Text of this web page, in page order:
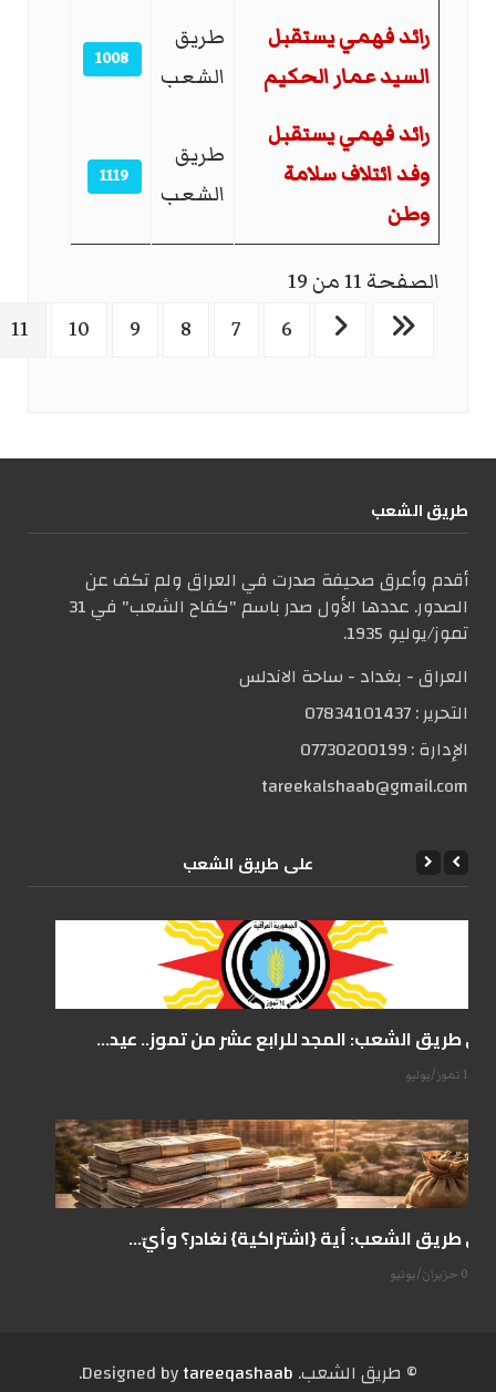
رائد فهمي يستقبل
السيد عمار الحكيم
طريق
الشعب
1008
رائد فهمي يستقبل
وفد ائتلاف سلامة
وطن
طريق
الشعب
1119
الصفحة 11 من 19
6
7
8
9
10
11
طریق الشعب
أقدم وأعرق صحيفة صدرت في العراق ولم تكف عن
الصدور. عددها الأول صدر باسم "كفاح الشعب" في 31
تموز/يوليو 1935.
العراق - بغداد - ساحة الاندلس
التحریر :07834101437
الإدارة :07730200199
tareekalshaab@gmail.com
علی طریق الشعب
على طريق الشعب: المجد للرابع عشر من تموز.. عيد...
14 تموز/يوليو
على طريق الشعب: أية {اشتراكية} نغادر؟ وأيّ...
07 حزيران/يونيو
© طریق الشعب. Designed by tareeqashaab
.